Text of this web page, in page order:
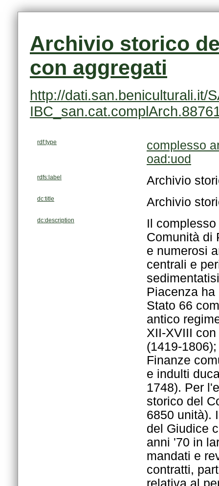
con aggregati
rdf:type
complesso
oad:uod
rdfs:label Archivio
dc:title Archivio
dc:description